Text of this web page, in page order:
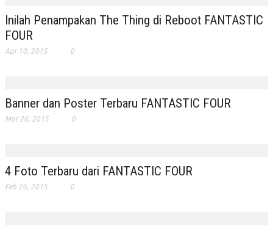
Inilah Penampakan The Thing di Reboot FANTASTIC
FOUR
Apr 10, 2015 0
Banner dan Poster Terbaru FANTASTIC FOUR
Mar 26, 2015 0
4 Foto Terbaru dari FANTASTIC FOUR
Feb 26, 2015 0